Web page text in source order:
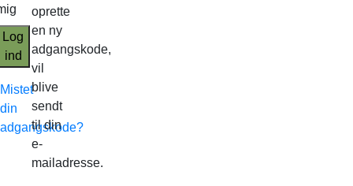
Log
ind
Mistet
din
adgangskode?
oprette
en ny
adgangskode,
vil
blive
sendt
til din
e-
mailadresse.